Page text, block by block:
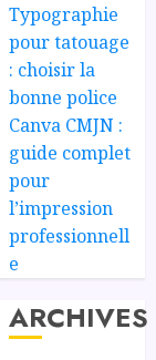
Typographie
pour tatouage
: choisir la
bonne police
Canva CMJN :
guide complet
pour
l’impression
professionnell
e
ARCHIVES